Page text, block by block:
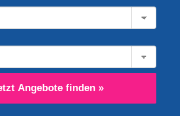
Angebote finden »